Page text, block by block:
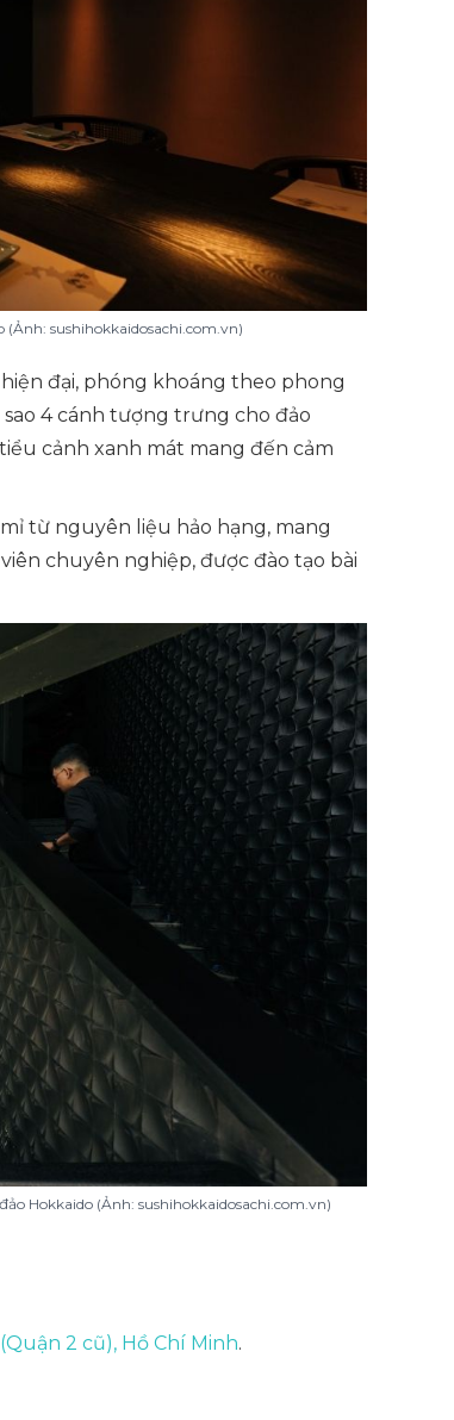
sushihokkaidosachi.com.vn)
đại, phóng khoáng theo phong
4 cánh tượng trưng cho đảo
cảnh xanh mát mang đến cảm
từ nguyên liệu hảo hạng, mang
chuyên nghiệp, được đào tạo bài
Hokkaido (Ảnh: sushihokkaidosachi.com.vn)
2 cũ), Hồ Chí Minh.